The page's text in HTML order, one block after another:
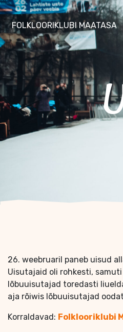
FOLKLOORIKLUBI MAATASA
26. weebruaril paneb uisud
Uisutajaid oli rohkesti,
lõbuuisutajad toredasti
aja rõiwis lõbuuisutajad
Korraldavad: Folklooriklubi